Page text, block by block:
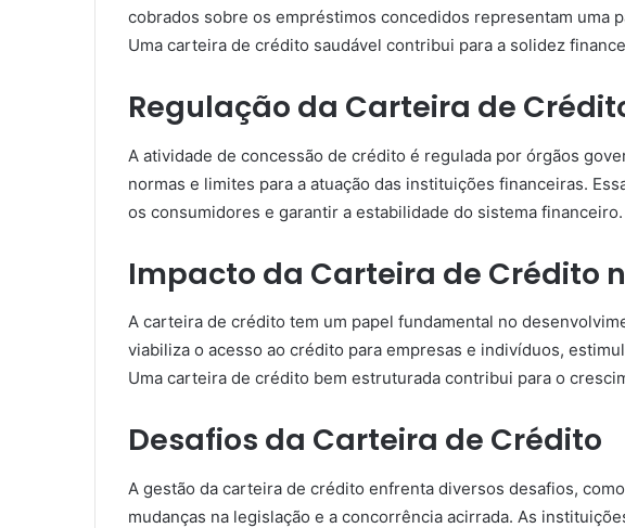
cobrados sobre os empréstimos concedidos representam uma
Uma carteira de crédito saudável contribui para a solidez
Regulação da Carteira de
A atividade de concessão de crédito é regulada por órgãos
normas e limites para a atuação das instituições financeiras.
os consumidores e garantir a estabilidade do sistema financeiro.
Impacto da Carteira de Crédito
A carteira de crédito tem um papel fundamental no
viabiliza o acesso ao crédito para empresas e indivíduos,
Uma carteira de crédito bem estruturada contribui para o
Desafios da Carteira de Crédito
A gestão da carteira de crédito enfrenta diversos desafios,
mudanças na legislação e a concorrência acirrada. As